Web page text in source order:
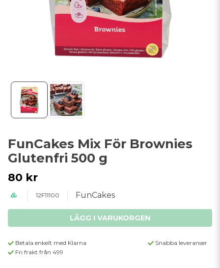
FunCakes Mix För Brownies
Glutenfri 500 g
80 kr
12F11100 FunCakes
LÄGG I VARUKORGEN
Betala enkelt med Klarna
Snabba leveranser
Fri frakt från 499